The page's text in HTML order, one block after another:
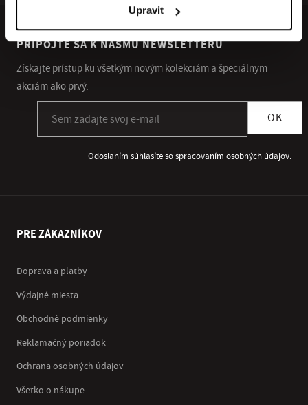
Upravit
PRIPOJTE SA K NÁŠMU NEWSLETTERU
Získajte prístup ku všetkým novým kolekciám a špeciálnym
akciám ako prvý.
OK
Odoslaním súhlasíte sospracovaním osobných údajov.
PRE ZÁKAZNÍKOV
Doprava a platby
Výdajné miesta
Obchodné podmienky
Reklamačný poriadok
Ochrana osobných údajov
Všetko o nákupe